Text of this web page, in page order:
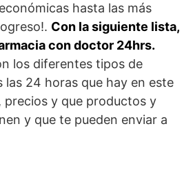
hasta las más
Con la siguiente lista,
con doctor 24hrs.
los diferentes tipos de
las 24 horas que hay en este
precios y que productos y
y que te pueden enviar a